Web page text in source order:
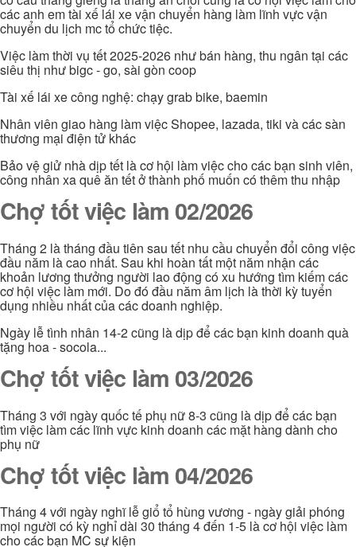
các anh em tài xế lái xe vận chuyển hàng làm lĩnh vực vận
chuyển du lịch mc tổ chức tiệc.
Việc làm thời vụ tết 2025-2026 như bán hàng, thu ngân tại các
siêu thị như bigc - go, sài gòn coop
Tài xế lái xe công nghệ: chạy grab bike, baemin
Nhân viên giao hàng làm việc Shopee, lazada, tiki và các sàn
thương mại điện tử khác
Bảo vệ giử nhà dịp tết là cơ hội làm việc cho các bạn sinh viên,
công nhân xa quê ăn tết ở thành phố muốn có thêm thu nhập
Chợ tốt việc làm 02/2026
Tháng 2 là tháng đầu tiên sau tết nhu cầu chuyển đổi công việc
đầu năm là cao nhất. Sau khi hoàn tất một năm nhận các
khoản lương thưởng người lao động có xu hướng tìm kiếm các
cơ hội việc làm mới. Do đó đầu năm âm lịch là thời kỳ tuyển
dụng nhiều nhất của các doanh nghiệp.
Ngày lễ tình nhân 14-2 cũng là dịp để các bạn kinh doanh quà
tặng hoa - socola...
Chợ tốt việc làm 03/2026
Tháng 3 với ngày quốc tế phụ nữ 8-3 cũng là dịp để các bạn
tìm việc làm các lĩnh vực kinh doanh các mặt hàng dành cho
phụ nữ
Chợ tốt việc làm 04/2026
Tháng 4 với ngày nghĩ lễ giổ tổ hùng vương - ngày giải phóng
mọi người có kỳ nghỉ dài 30 tháng 4 đến 1-5 là cơ hội việc làm
cho các bạn MC sự kiện